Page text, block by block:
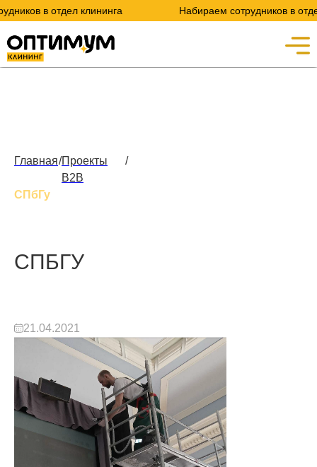
в отдел клининга Набираем сотрудников в отдел
Главная/Проекты
B2B
/
СПбГу
СПБГУ
21.04.2021